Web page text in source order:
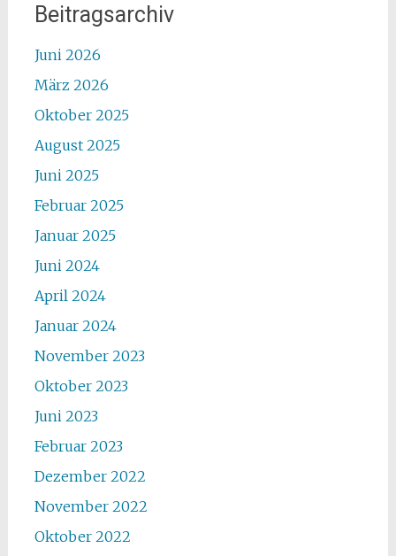
Beitragsarchiv
Juni 2026
März 2026
Oktober 2025
August 2025
Juni 2025
Februar 2025
Januar 2025
Juni 2024
April 2024
Januar 2024
November 2023
Oktober 2023
Juni 2023
Februar 2023
Dezember 2022
November 2022
Oktober 2022